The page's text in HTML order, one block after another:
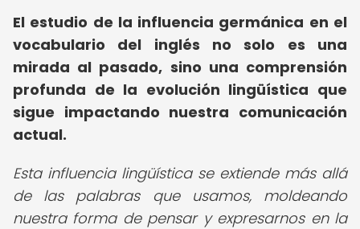
El estudio de la influencia germánica en el
vocabulario del inglés no solo es una
mirada al pasado, sino una comprensión
profunda de la evolución lingüística que
sigue impactando nuestra comunicación
actual.
Esta influencia lingüística se extiende más allá
de las palabras que usamos, moldeando
nuestra forma de pensar y expresarnos en la